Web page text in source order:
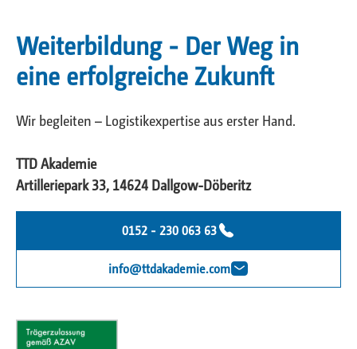
Weiterbildung - Der Weg in
eine erfolgreiche Zukunft
Wir begleiten – Logistikexpertise aus erster Hand.
TTD Akademie
Artilleriepark 33, 14624 Dallgow-Döberitz
0152 - 230 063 63
info@ttdakademie.com